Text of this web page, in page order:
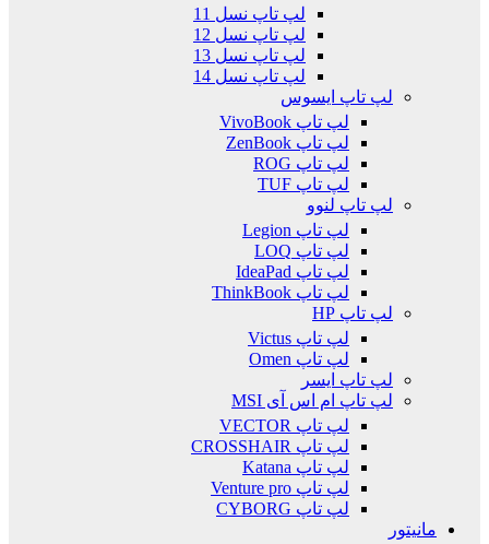
لپ تاپ نسل 11
لپ تاپ نسل 12
لپ تاپ نسل 13
لپ تاپ نسل 14
لپ تاپ ایسوس
لپ تاپ VivoBook
لپ تاپ ZenBook
لپ تاپ ROG
لپ تاپ TUF
لپ تاپ لنوو
لپ تاپ Legion
لپ تاپ LOQ
لپ تاپ IdeaPad
لپ تاپ ThinkBook
لپ تاپ HP
لپ تاپ Victus
لپ تاپ Omen
لپ تاپ ایسر
لپ تاپ ام اس آی MSI
لپ تاپ VECTOR
لپ تاپ CROSSHAIR
لپ تاپ Katana
لپ تاپ Venture pro
لپ تاپ CYBORG
مانیتور